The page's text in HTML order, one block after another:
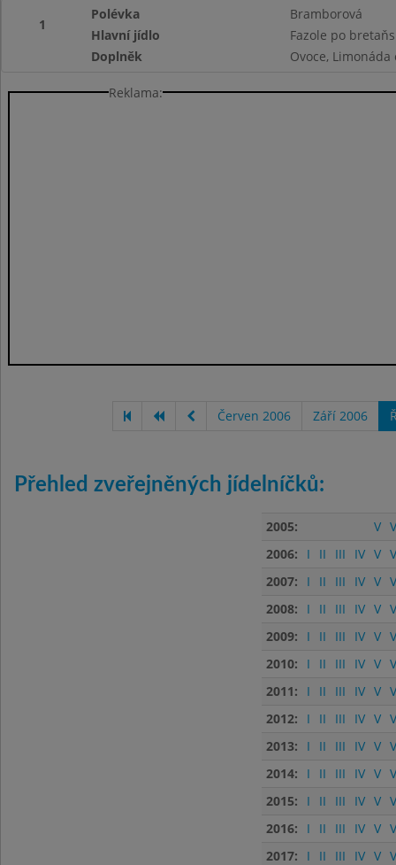
1
Polévka
Bramborová
Hlavní jídlo
Fazole po
Doplněk
Ovoce, Limonáda
Reklama:
Červen 2006 Září 2006
Přehled zveřejněných jídelníčků:
2005: V
2006:
I II III IV V
2007:
I II III IV V
2008:
I II III IV V
2009:
I II III IV V
2010:
I II III IV V
2011:
I II III IV V
2012:
I II III IV V
2013:
I II III IV V
2014:
I II III IV V
2015:
I II III IV V
2016:
I II III IV V
2017:
I II III IV V